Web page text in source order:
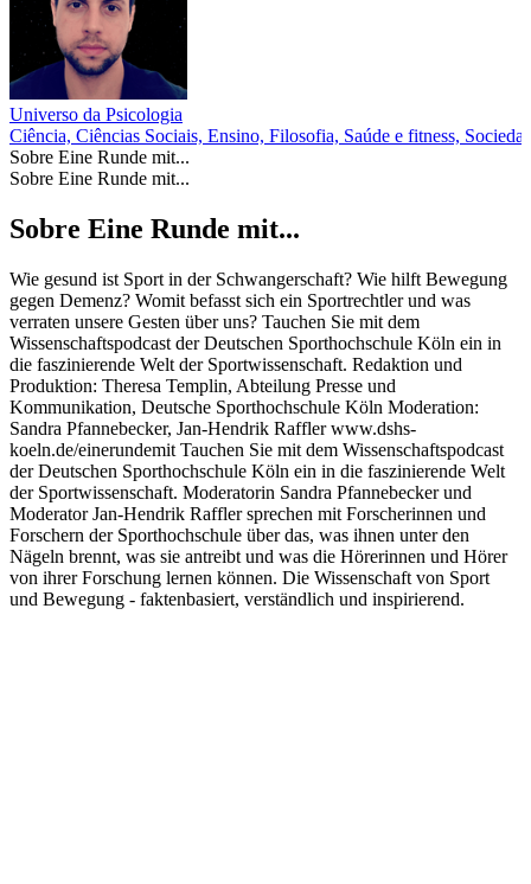
Universo da Psicologia
Ciência, Ciências Sociais, Ensino, Filosofia, Saúde e fitness,
Sobre Eine Runde mit...
Sobre Eine Runde mit...
Sobre Eine Runde mit...
Wie gesund ist Sport in der Schwangerschaft? Wie hilft Bewegung
gegen Demenz? Womit befasst sich ein Sportrechtler und was
verraten unsere Gesten über uns? Tauchen Sie mit dem
Wissenschaftspodcast der Deutschen Sporthochschule Köln ein in
die faszinierende Welt der Sportwissenschaft. Redaktion und
Produktion: Theresa Templin, Abteilung Presse und
Kommunikation, Deutsche Sporthochschule Köln Moderation:
Sandra Pfannebecker, Jan-Hendrik Raffler www.dshs-
koeln.de/einerundemit Tauchen Sie mit dem Wissenschaftspodcast
der Deutschen Sporthochschule Köln ein in die faszinierende Welt
der Sportwissenschaft. Moderatorin Sandra Pfannebecker und
Moderator Jan-Hendrik Raffler sprechen mit Forscherinnen und
Forschern der Sporthochschule über das, was ihnen unter den
Nägeln brennt, was sie antreibt und was die Hörerinnen und Hörer
von ihrer Forschung lernen können. Die Wissenschaft von Sport
und Bewegung - faktenbasiert, verständlich und inspirierend.